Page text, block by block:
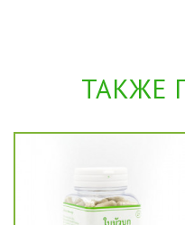
ТАКЖЕ